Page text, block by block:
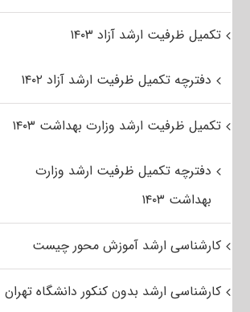
تکمیل ظرفیت ارشد آزاد ۱۴۰۳
دفترچه تکمیل ظرفیت ارشد آزاد ۱۴۰۲
تکمیل ظرفیت ارشد وزارت بهداشت ۱۴۰۳
دفترچه تکمیل ظرفیت ارشد وزارت
بهداشت ۱۴۰۳
کارشناسی ارشد آموزش محور چیست
کارشناسی ارشد بدون کنکور دانشگاه تهران